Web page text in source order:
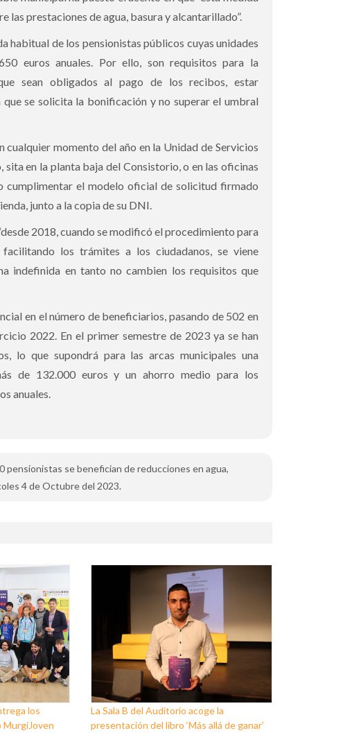
las prestaciones de agua, basura y alcantarillado”.
habitual de los pensionistas públicos cuyas unidades
euros anuales. Por ello, son requisitos para la
sean obligados al pago de los recibos, estar
se solicita la bonificación y no superar el umbral
cualquier momento del año en la Unidad de Servicios
sita en la planta baja del Consistorio, o en las oficinas
cumplimentar el modelo oficial de solicitud firmado
junto a la copia de su DNI.
2018, cuando se modificó el procedimiento para
los trámites a los ciudadanos, se viene
indefinida en tanto no cambien los requisitos que
en el número de beneficiarios, pasando de 502 en
2022. En el primer semestre de 2023 ya se han
lo que supondrá para las arcas municipales una
de 132.000 euros y un ahorro medio para los
anuales.
pensionistas se benefician de reducciones en agua,
4 de Octubre del 2023.
los
MurgiJoven
La Sala B del Auditorio acoge la
presentación del libro ‘Más allá de ganar’